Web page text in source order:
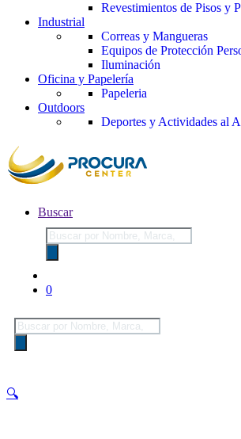
Revestimientos de Pisos y
Industrial
Correas y Mangueras
Equipos de Protección
Iluminación
Oficina y Papelería
Papeleria
Outdoors
Deportes y Actividades al
Buscar
Búsqueda
de
productos
0
Búsqueda
de
productos
🔍